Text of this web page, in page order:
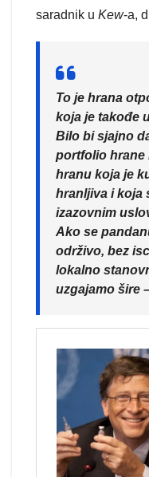
saradnik u Kew-a,
To je hrana
koja je takođe
Bilo bi sjajno
portfolio hrane
hranu koja je
hranljiva i koja
izazovnim
Ako se
održivo, bez
lokalno
uzgajamo šire